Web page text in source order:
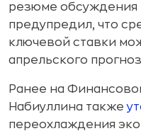
резюме обсуждения
предупредил, что
ключевой ставки
апрельского
Ранее на
Набиуллина также
переохлаждения